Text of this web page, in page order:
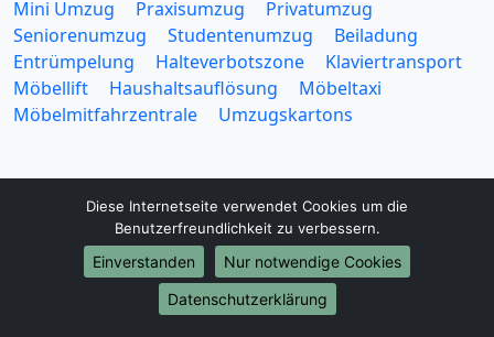
Mini Umzug
Praxisumzug
Privatumzug
Seniorenumzug
Studentenumzug
Beiladung
Entrümpelung
Halteverbotszone
Klaviertransport
Möbellift
Haushaltsauflösung
Möbeltaxi
Möbelmitfahrzentrale
Umzugskartons
Europa-Umzüge
Umzug von Jena nach Belarus
Umzug von Jena nach Belgien
Diese Internetseite verwendet Cookies um die
Benutzerfreundlichkeit zu verbessern.
Einverstanden
Nur notwendige Cookies
Datenschutzerklärung